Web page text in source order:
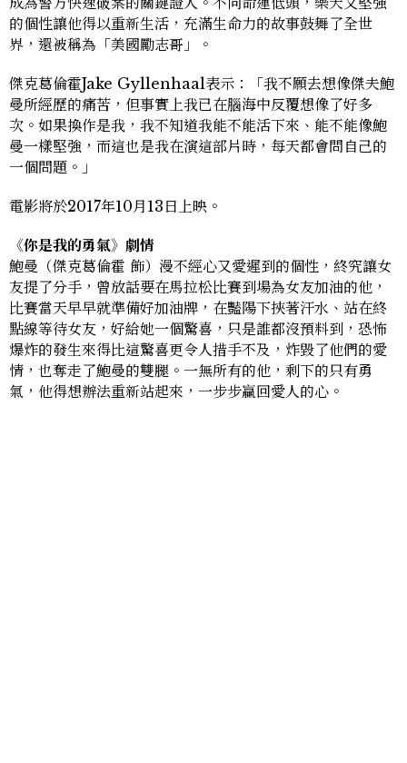
的個性讓他得以重新生活，充滿生命力的故事鼓舞了全世
界，還被稱為「美國勵志哥」。
傑克葛倫霍Jake Gyllenhaal表示：「我不願去想像傑夫鮑
曼所經歷的痛苦，但事實上我已在腦海中反覆想像了好多
次。如果換作是我，我不知道我能不能活下來、能不能像鮑
曼一樣堅強，而這也是我在演這部片時，每天都會問自己的
一個問題。」
電影將於2017年10月13日上映。
《你是我的勇氣》劇情
鮑曼（傑克葛倫霍 飾）漫不經心又愛遲到的個性，終究讓女
友提了分手，曾放話要在馬拉松比賽到場為女友加油的他，
比賽當天早早就準備好加油牌，在豔陽下挾著汗水、站在終
點線等待女友，好給她一個驚喜，只是誰都沒預料到，恐怖
爆炸的發生來得比這驚喜更令人措手不及，炸毀了他們的愛
情，也奪走了鮑曼的雙腿。一無所有的他，剩下的只有勇
氣，他得想辦法重新站起來，一步步贏回愛人的心。